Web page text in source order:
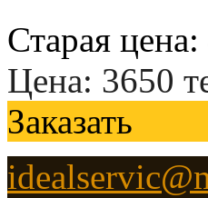
Старая цена:
Цена: 3650
Заказать